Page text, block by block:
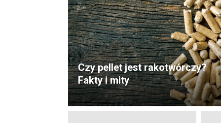
Czy pellet jest rakotwórczy?
Fakty i mity